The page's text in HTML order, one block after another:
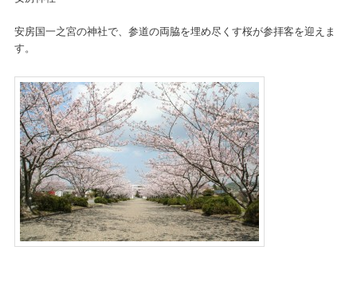
安房国一之宮の神社で、参道の両脇を埋め尽くす桜が参拝客を迎えま
す。